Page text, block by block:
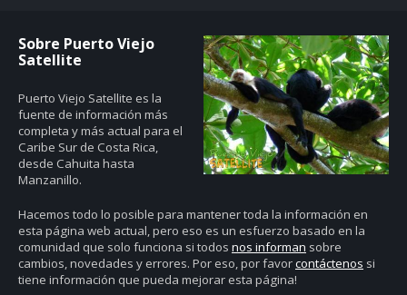
Sobre Puerto Viejo
Satellite
Puerto Viejo Satellite es la
fuente de información más
completa y más actual para el
Caribe Sur de Costa Rica,
desde Cahuita hasta
Manzanillo.
Hacemos todo lo posible para mantener toda la información en
esta página web actual, pero eso es un esfuerzo basado en la
comunidad que solo funciona si todos nos informan sobre
cambios, novedades y errores. Por eso, por favorcontáctenos si
tiene información que pueda mejorar esta página!